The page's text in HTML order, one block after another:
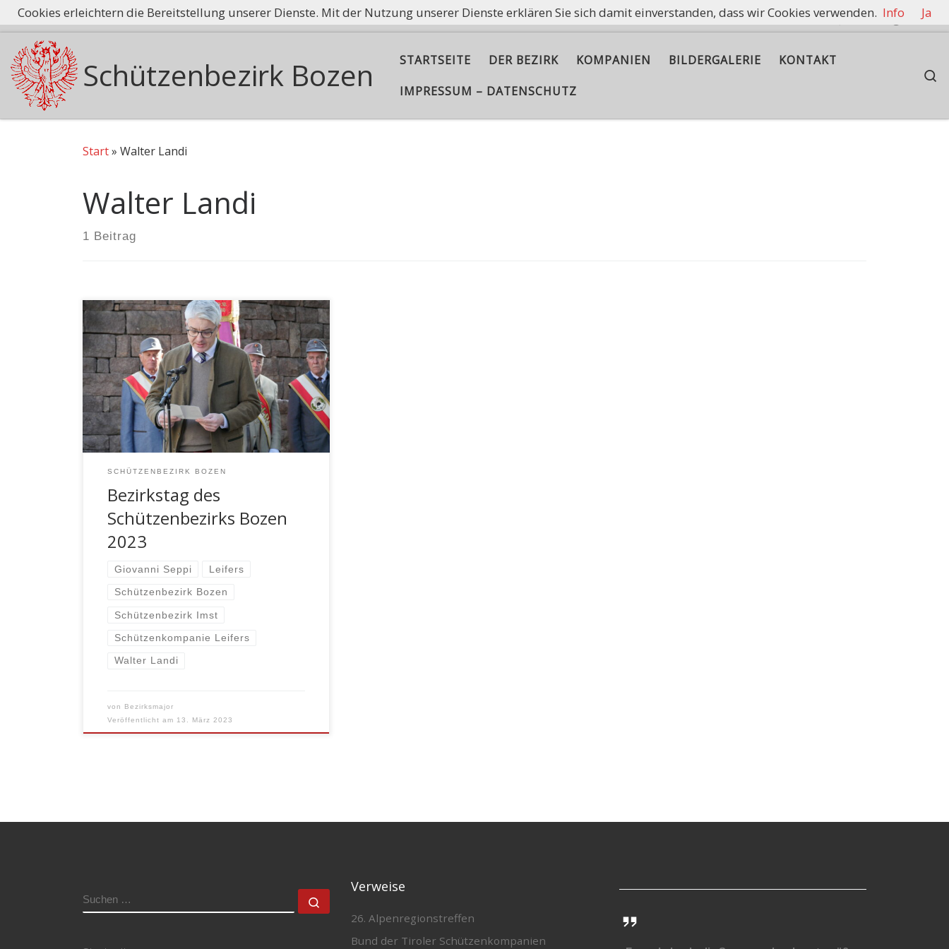
Zum Inhalt springen Tradition heißt nicht, Asche aufzubewahren, sondern die Flamme am Brennen zu halten.
Schützenbezirk Bozen STARTSEITE DER BEZIRK KOMPANIEN BILDERGALERIE
KONTAKT
IMPRESSUM – DATENSCHUTZ
Start» Walter Landi
Walter Landi
1 Beitrag
LEIFERS – Am Sonntag den 12. März 2023
fand in Leifers der Bezirkstag des
Schützenbezirks Bozen statt.
Ausrichtende Kompanie war die
Schützenkompanie Leifers. Als
Ehrengäste anwesend war der
Bürgermeister Stellvertreter der
Stadtgemeinde Leifers Giovanni Seppi.
SCHÜTZENBEZIRK BOZEN
Bezirkstag des
Schützenbezirks Bozen
2023
Giovanni Seppi Leifers
Schützenbezirk Bozen
Schützenbezirk Imst
Schützenkompanie Leifers
Walter Landi
von Bezirksmajor
Veröffentlicht am 13. März 2023
SUCHE
Verweise
26. Alpenregionstreffen
Bund der Tiroler Schützenkompanien
Cookies erleichtern die Bereitstellung unserer Dienste. Mit der Nutzung unserer Dienste erklären Sie sich damit einverstanden, dass wir Cookies verwenden. Info Ja